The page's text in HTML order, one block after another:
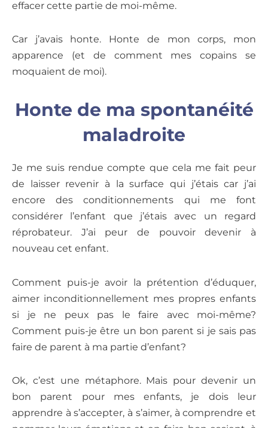
effacer cette partie de moi-même.
Car j’avais honte. Honte de mon corps, mon
apparence (et de comment mes copains se
moquaient de moi).
Honte de ma spontanéité
maladroite
Je me suis rendue compte que cela me fait peur
de laisser revenir à la surface qui j’étais car j’ai
encore des conditionnements qui me font
considérer l’enfant que j’étais avec un regard
réprobateur. J’ai peur de pouvoir devenir à
nouveau cet enfant.
Comment puis-je avoir la prétention d’éduquer,
aimer inconditionnellement mes propres enfants
si je ne peux pas le faire avec moi-même?
Comment puis-je être un bon parent si je sais pas
faire de parent à ma partie d’enfant?
Ok, c’est une métaphore. Mais pour devenir un
bon parent pour mes enfants, je dois leur
apprendre à s’accepter, à s’aimer, à comprendre et